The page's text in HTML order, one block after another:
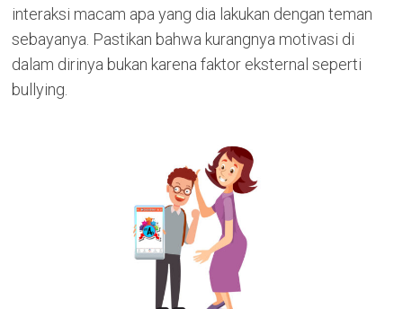
interaksi macam apa yang dia lakukan dengan teman
sebayanya. Pastikan bahwa kurangnya motivasi di
dalam dirinya bukan karena faktor eksternal seperti
bullying.